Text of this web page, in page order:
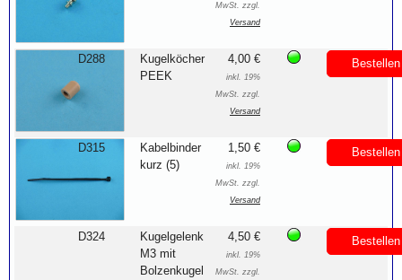
MwSt. zzgl.
Versand
D288
Kugelköcher
PEEK
4,00 €
inkl. 19%
MwSt. zzgl.
Versand
Bestellen
D315
Kabelbinder
kurz (5)
1,50 €
inkl. 19%
MwSt. zzgl.
Versand
Bestellen
D324
Kugelgelenk
M3 mit
Bolzenkugel
4,50 €
inkl. 19%
MwSt. zzgl.
Bestellen